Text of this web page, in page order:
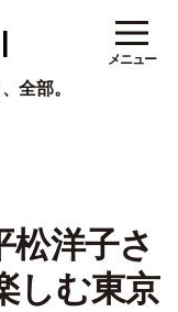
全部。
メニュー
松洋子さ
しむ東京